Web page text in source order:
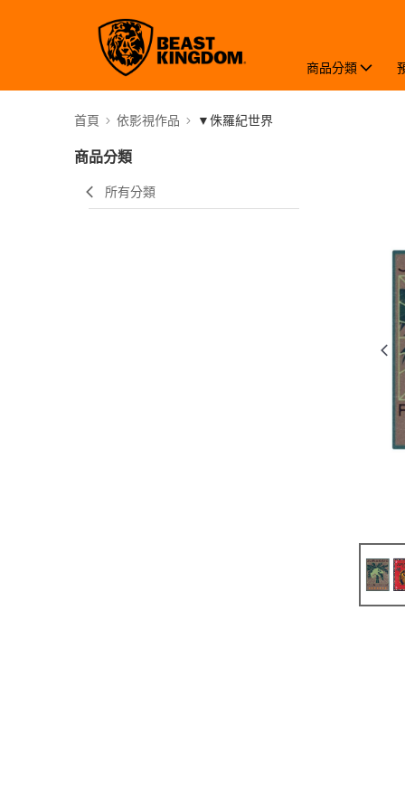
商品分類
首頁 依影視作品 ▼侏羅紀世界
商品分類
所有分類